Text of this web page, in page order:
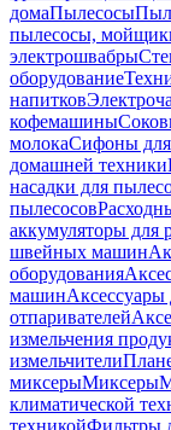
домаПылесосы
пылесосы,
электрошвабры
оборудование
напитков
кофемашины
молокаСифоны для
домашней техники
насадки для
пылесосов
аккумуляторы для
швейных машин
оборудования
машинАксессуары
отпаривателей
измельчения
измельчители
миксерыМиксеры
климатической
техникойФильтры